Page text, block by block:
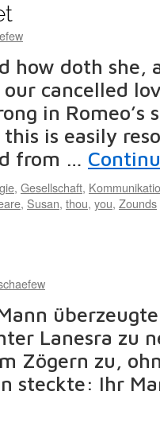
how doth she,
cancelled
in Romeo’s
this is easily
from …
, Gesellschaft,
, Susan, thou, you, Zounds
Lanesra zu
Zögern zu,
steckte: Ihr